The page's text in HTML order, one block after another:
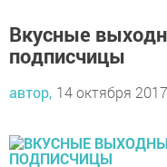
Вкусные
подписчицы
автор, 14 октября